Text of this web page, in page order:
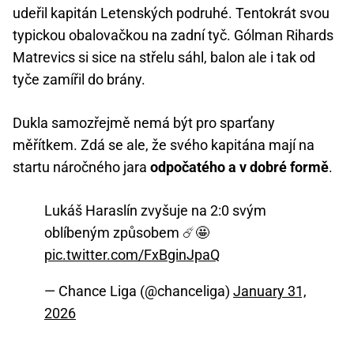
udeřil kapitán Letenských podruhé. Tentokrát svou
typickou obalovačkou na zadní tyč. Gólman Rihards
Matrevics si sice na střelu sáhl, balon ale i tak od
tyče zamířil do brány.
Dukla samozřejmě nemá být pro sparťany
měřítkem. Zdá se ale, že svého kapitána mají na
startu náročného jara odpočatého a v dobré formě.
Lukáš Haraslín zvyšuje na 2:0 svým
oblíbeným způsobem ☄️🤩
pic.twitter.com/FxBginJpaQ
— Chance Liga (@chanceliga) January 31,
2026